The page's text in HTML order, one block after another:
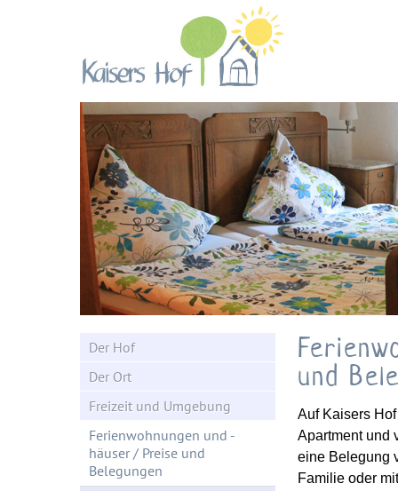
Kaisers Hof - Urlaub
auf dem Bauernhof
Der Hof
Der Ort
Freizeit und Umgebung
Ferienwohnungen und -
häuser / Preise und
Belegungen
und
Auf Kaisers
Apartment und
eine Belegung
Familie oder